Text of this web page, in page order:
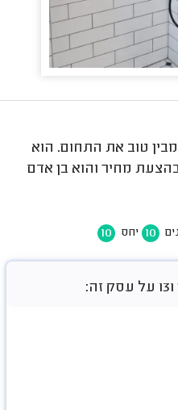
טוב את התחום. הוא
מחיר והוא בן אדם
10 יחס 10